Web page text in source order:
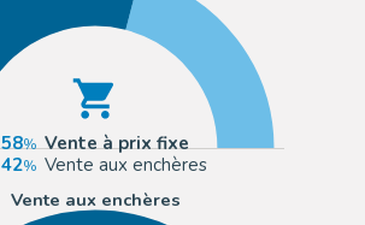
58
Vente à prix fixe
42
Vente aux enchères
Vente aux enchères